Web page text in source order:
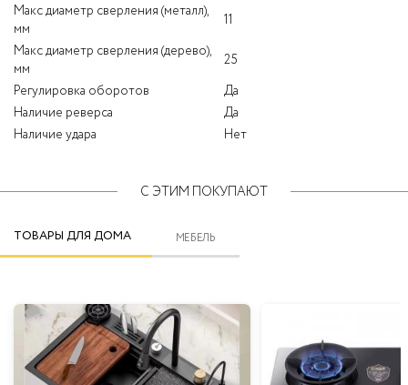
Макс диаметр сверления (металл),
мм
11
Макс диаметр сверления (дерево),
мм
25
Регулировка оборотов
Да
Наличие реверса
Да
Наличие удара
Нет
С ЭТИМ ПОКУПАЮТ
ТОВАРЫ ДЛЯ ДОМА МЕБЕЛЬ